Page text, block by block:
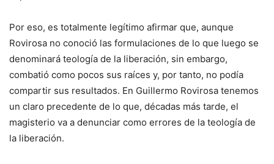
Por eso, es totalmente legítimo afirmar que, aunque
Rovirosa no conoció las formulaciones de lo que luego se
denominará teología de la liberación, sin embargo,
combatió como pocos sus raíces y, por tanto, no podía
compartir sus resultados. En Guillermo Rovirosa tenemos
un claro precedente de lo que, décadas más tarde, el
magisterio va a denunciar como errores de la teología de
la liberación.